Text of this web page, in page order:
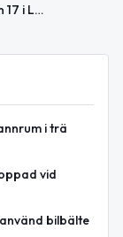
Villa på Brattforsvägen 17 i Lycksele såld för 1,59 miljoner kronor
i trä
vid
bilbälte